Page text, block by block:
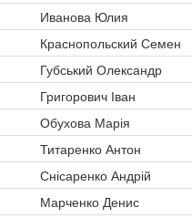
Иванова Юлия
Краснопольский Семен
Губський Олександр
Григорович Іван
Обухова Марія
Титаренко Антон
Снісаренко Андрій
Марченко Денис